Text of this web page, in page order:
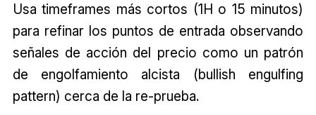
Usa timeframes más cortos (1H o 15 minutos)
para refinar los puntos de entrada observando
señales de acción del precio como un patrón
de engolfamiento alcista (bullish engulfing
pattern) cerca de la re-prueba.